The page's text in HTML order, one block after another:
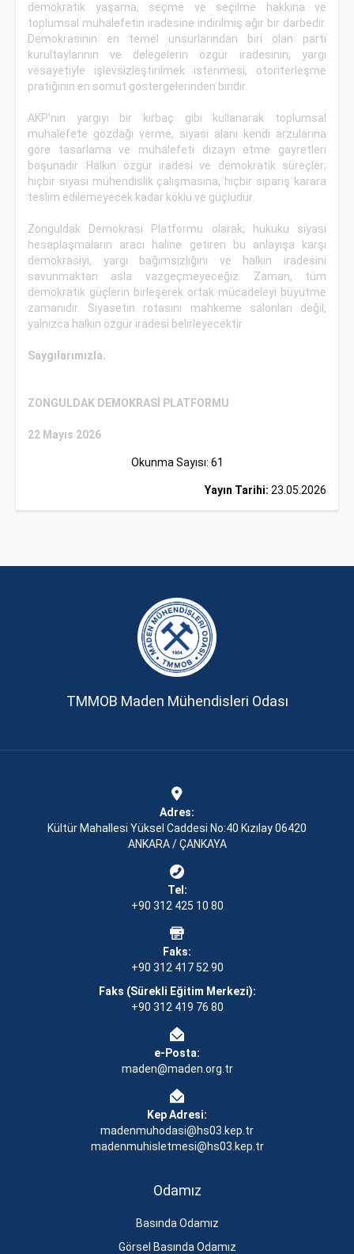
demokratik yaşama, seçme ve seçilme hakkına ve
toplumsal muhalefetin iradesine indirilmiş ağır bir darbedir.
Demokrasinin en temel unsurlarından biri olan parti
kurultaylarının ve delegelerin özgür iradesinin, yargı
vesayetiyle işlevsizleştirilmek istenmesi, otoriterleşme
pratiğinin en somut göstergelerinden biridir.
AKP’nin yargıyı bir kırbaç gibi kullanarak toplumsal
muhalefete gözdağı verme, siyasi alanı kendi arzularına
göre tasarlama ve muhalefeti dizayn etme gayretleri
boşunadır. Halkın özgür iradesi ve demokratik süreçler;
hiçbir siyasi mühendislik çalışmasına, hiçbir sipariş karara
teslim edilemeyecek kadar köklü ve güçlüdür.
Zonguldak Demokrasi Platformu olarak; hukuku siyasi
hesaplaşmaların aracı haline getiren bu anlayışa karşı
demokrasiyi, yargı bağımsızlığını ve halkın iradesini
savunmaktan asla vazgeçmeyeceğiz. Zaman, tüm
demokratik güçlerin birleşerek ortak mücadeleyi büyütme
zamanıdır. Siyasetin rotasını mahkeme salonları değil,
yalnızca halkın özgür iradesi belirleyecektir.
Saygılarımızla.
ZONGULDAK DEMOKRASİ PLATFORMU
22 Mayıs 2026
Okunma Sayısı: 61
Yayın Tarihi: 23.05.2026
TMMOB Maden Mühendisleri Odası
Adres:
Kültür Mahallesi Yüksel Caddesi No:40 Kızılay 06420
ANKARA / ÇANKAYA
Tel:
+90 312 425 10 80
Faks:
+90 312 417 52 90
Faks (Sürekli Eğitim Merkezi):
+90 312 419 76 80
e-Posta:
maden@maden.org.tr
Kep Adresi:
madenmuhodasi@hs03.kep.tr
madenmuhisletmesi@hs03.kep.tr
Odamız
Basında Odamız
Görsel Basında Odamız